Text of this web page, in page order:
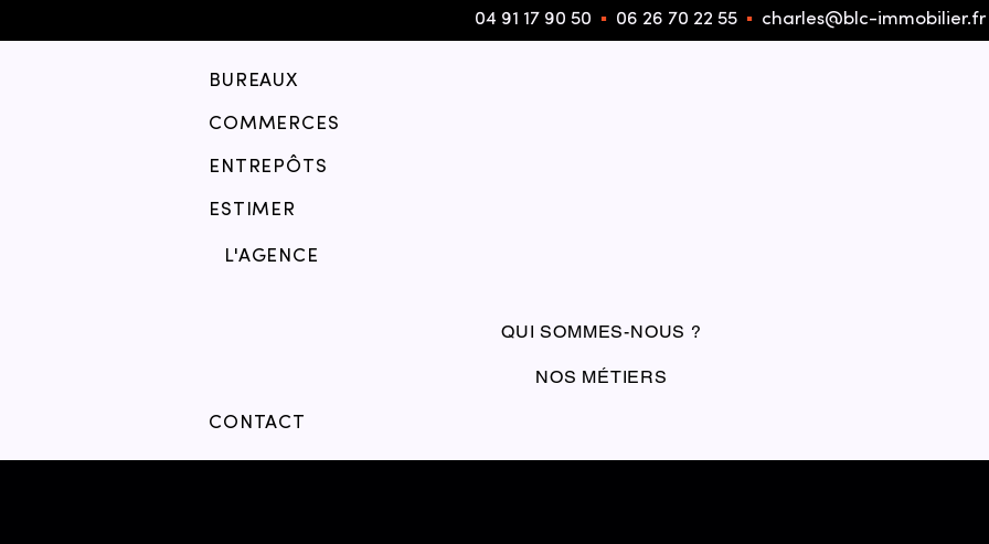
04 91 17 90 50 ▪︎ 06 26 70 22 55 ▪︎ charles@blc-immobilier.fr
BUREAUX
COMMERCES
ENTREPÔTS
ESTIMER
L'AGENCE
QUI SOMMES-NOUS ?
NOS MÉTIERS
CONTACT